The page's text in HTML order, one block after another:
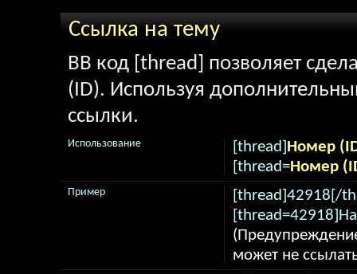
Ссылка на тему
BB код [thread] позволяет
(ID). Используя
ссылки.
[thread] Номер
[thread=Номер
Использование
[thread]42918[/
может не
Пример